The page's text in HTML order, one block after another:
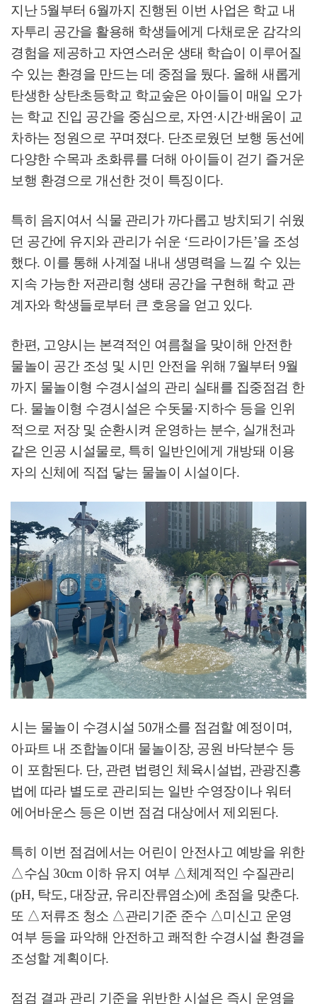
지난 5월부터 6월까지 진행된 이번 사업은 학교 내
자투리 공간을 활용해 학생들에게 다채로운 감각의
경험을 제공하고 자연스러운 생태 학습이 이루어질
수 있는 환경을 만드는 데 중점을 뒀다. 올해 새롭게
탄생한 상탄초등학교 학교숲은 아이들이 매일 오가
는 학교 진입 공간을 중심으로, 자연·시간·배움이 교
차하는 정원으로 꾸며졌다. 단조로웠던 보행 동선에
다양한 수목과 초화류를 더해 아이들이 걷기 즐거운
보행 환경으로 개선한 것이 특징이다.
특히 음지여서 식물 관리가 까다롭고 방치되기 쉬웠
던 공간에 유지와 관리가 쉬운 ‘드라이가든’을 조성
했다. 이를 통해 사계절 내내 생명력을 느낄 수 있는
지속 가능한 저관리형 생태 공간을 구현해 학교 관
계자와 학생들로부터 큰 호응을 얻고 있다.
한편, 고양시는 본격적인 여름철을 맞이해 안전한
물놀이 공간 조성 및 시민 안전을 위해 7월부터 9월
까지 물놀이형 수경시설의 관리 실태를 집중점검 한
다. 물놀이형 수경시설은 수돗물·지하수 등을 인위
적으로 저장 및 순환시켜 운영하는 분수, 실개천과
같은 인공 시설물로, 특히 일반인에게 개방돼 이용
자의 신체에 직접 닿는 물놀이 시설이다.
시는 물놀이 수경시설 50개소를 점검할 예정이며,
아파트 내 조합놀이대 물놀이장, 공원 바닥분수 등
이 포함된다. 단, 관련 법령인 체육시설법, 관광진흥
법에 따라 별도로 관리되는 일반 수영장이나 워터
에어바운스 등은 이번 점검 대상에서 제외된다.
특히 이번 점검에서는 어린이 안전사고 예방을 위한
△수심 30cm 이하 유지 여부 △체계적인 수질관리
(pH, 탁도, 대장균, 유리잔류염소)에 초점을 맞춘다.
또 △저류조 청소 △관리기준 준수 △미신고 운영
여부 등을 파악해 안전하고 쾌적한 수경시설 환경을
조성할 계획이다.
점검 결과 관리 기준을 위반한 시설은 즉시 운영을